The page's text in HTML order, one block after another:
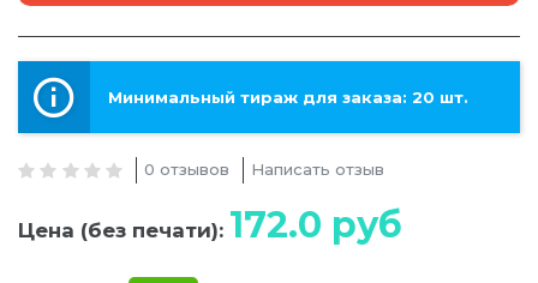
Минимальный тираж для заказа: 20 шт.
0 отзывов Написать отзыв
Цена (без печати): 172.0 руб